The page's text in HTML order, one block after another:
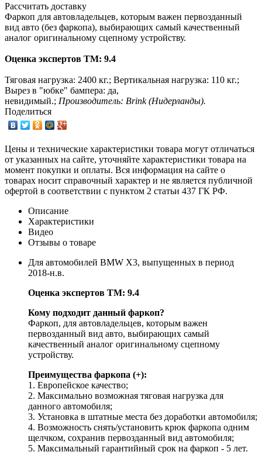
Рассчитать доставку
Фаркоп для автовладельцев, которым важен первозданный
вид авто (без фаркопа), выбирающих самый качественный
аналог оригинальному сцепному устройству.
Оценка экспертов ТМ: 9.4
Тяговая нагрузка: 2400 кг.; Вертикальная нагрузка: 110 кг.;
Вырез в "юбке" бампера: да,
невидимый.; Производитель: Brink (Нидерланды).
Поделиться
Цены и технические характеристики товара могут отличаться
от указанных на сайте, уточняйте характеристики товара на
момент покупки и оплаты. Вся информация на сайте о
товарах носит справочный характер и не является публичной
офертой в соответствии с пунктом 2 статьи 437 ГК РФ.
Описание
Характеристики
Видео
Отзывы о товаре
Для автомобилей BMW X3, выпущенных в период
2018-н.в.
Оценка экспертов ТМ: 9.4
Кому подходит данный фаркоп?
Фаркоп, для автовладельцев, которым важен
первозданный вид авто, выбирающих самый
качественный аналог оригинальному сцепному
устройству.
Преимущества фаркопа (+):
1. Европейское качество;
2. Максимально возможная тяговая нагрузка для
данного автомобиля;
3. Установка в штатные места без доработки автомобиля;
4. Возможность снять/установить крюк фаркопа одним
щелчком, сохранив первозданный вид автомобиля;
5. Максимальный гарантийный срок на фаркоп - 5 лет.